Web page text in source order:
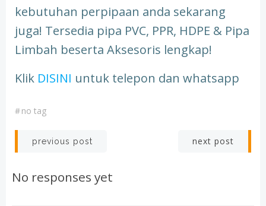
kebutuhan perpipaan anda sekarang
juga! Tersedia pipa PVC, PPR, HDPE & Pipa
Limbah beserta Aksesoris lengkap!
Klik DISINI untuk telepon dan whatsapp
#no tag
Post
navigation
previous post next post
No responses yet